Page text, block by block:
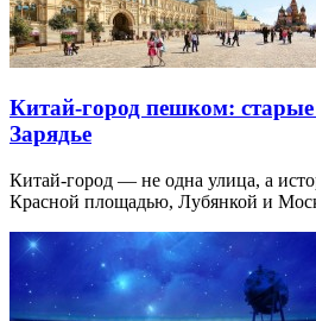
Китай-город пешком:
Зарядье
Китай-город — не одна улица, а
Красной площадью, Лубянкой и